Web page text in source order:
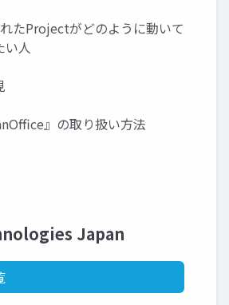
たProjectがどのように動いて
い人
』の取り扱い方法
Japan